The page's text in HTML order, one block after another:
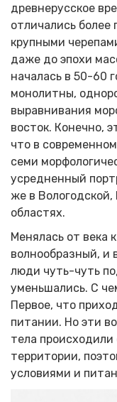
древнерусское
отличались
крупными
даже до эпохи
началась в 50-60
монолитны,
выравнивания
восток. Конечно,
что в
семи
усредненный
же в
областях.
Менялась от века
волнообразный, и
люди чуть-чуть
уменьшались. С
Первое, что
питании. Но эти
тела происходили
территории,
условиями и